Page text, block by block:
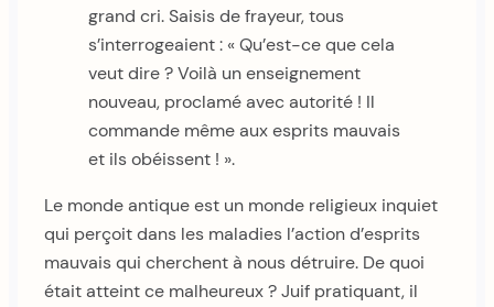
grand cri. Saisis de frayeur, tous
s’interrogeaient : « Qu’est-ce que cela
veut dire ? Voilà un enseignement
nouveau, proclamé avec autorité ! Il
commande même aux esprits mauvais
et ils obéissent ! ».
Le monde antique est un monde religieux inquiet
qui perçoit dans les maladies l’action d’esprits
mauvais qui cherchent à nous détruire. De quoi
était atteint ce malheureux ? Juif pratiquant, il